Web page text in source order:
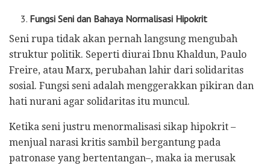
Fungsi Seni dan Bahaya Normalisasi Hipokrit
Seni rupa tidak akan pernah langsung mengubah
struktur politik. Seperti diurai Ibnu Khaldun, Paulo
Freire, atau Marx, perubahan lahir dari solidaritas
sosial. Fungsi seni adalah menggerakkan pikiran dan
hati nurani agar solidaritas itu muncul.
Ketika seni justru menormalisasi sikap hipokrit –
menjual narasi kritis sambil bergantung pada
patronase yang bertentangan–, maka ia merusak